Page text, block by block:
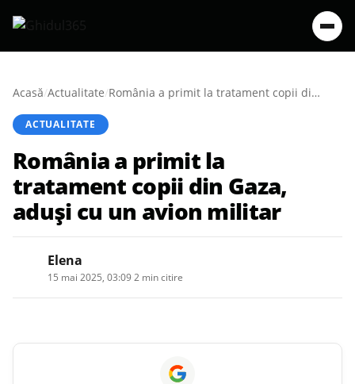
Acasă/Actualitate/ România a primit la tratament copii din Gaza, aduși cu un avion militar
ACTUALITATE
România a primit la
tratament copii din Gaza,
aduși cu un avion militar
Elena
15 mai 2025, 03:092 min citire